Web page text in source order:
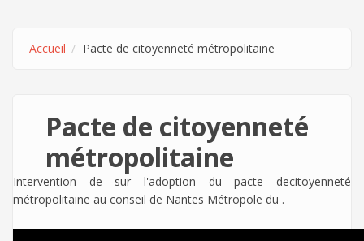
Accueil Pacte de citoyenneté métropolitaine
Pacte de citoyenneté
métropolitaine
Intervention de sur l'adoption du pacte decitoyenneté
métropolitaine au conseil de Nantes Métropole du .